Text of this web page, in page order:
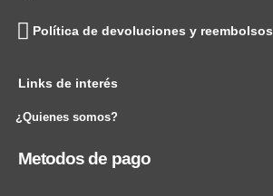
Política de devoluciones y reembolsos
Links de interés
¿Quienes somos?
Metodos de pago